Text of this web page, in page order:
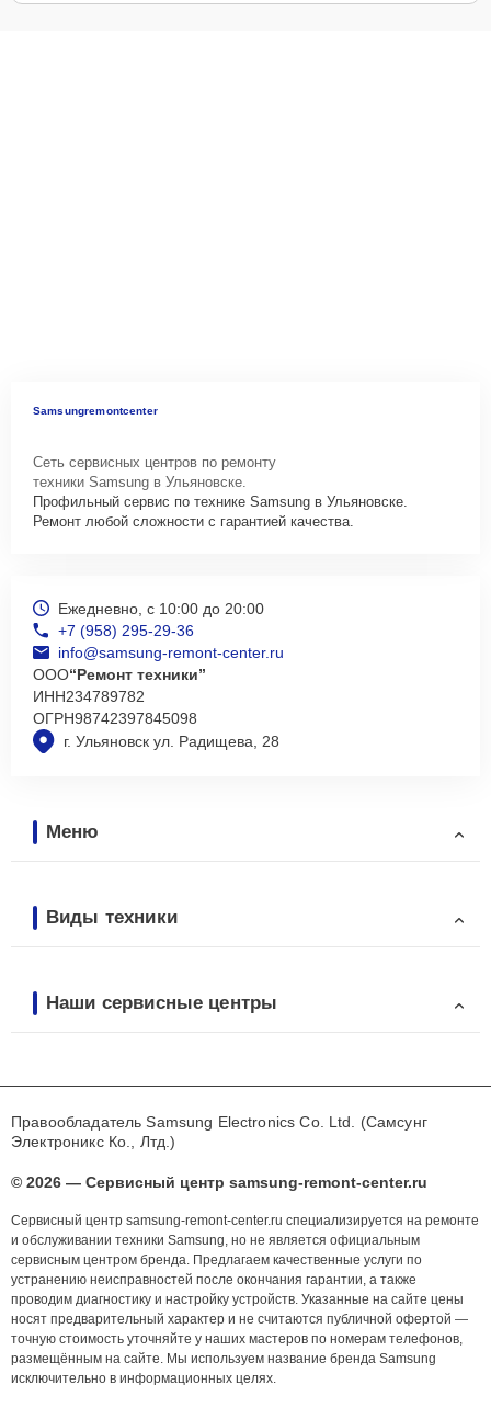
Samsungremontcenter
Сеть сервисных центров по ремонту
техники Samsung в Ульяновске.
Профильный сервис по технике Samsung в Ульяновске.
Ремонт любой сложности с гарантией качества.
г. Ульяновск ул. Радищева, 28
Ежедневно, с 10:00 до 20:00
+7 (958) 295-29-36
info@samsung-remont-center.ru
ООО“Ремонт техники”
ИНН234789782
ОГРН98742397845098
Меню
Виды техники
Наши сервисные центры
Правообладатель Samsung Electronics Co. Ltd. (Самсунг
Электроникс Ко., Лтд.)
© 2026 — Сервисный центр samsung-remont-center.ru
Сервисный центр samsung-remont-center.ru специализируется на ремонте
и обслуживании техники Samsung, но не является официальным
сервисным центром бренда. Предлагаем качественные услуги по
устранению неисправностей после окончания гарантии, а также
проводим диагностику и настройку устройств. Указанные на сайте цены
носят предварительный характер и не считаются публичной офертой —
точную стоимость уточняйте у наших мастеров по номерам телефонов,
размещённым на сайте. Мы используем название бренда Samsung
исключительно в информационных целях.